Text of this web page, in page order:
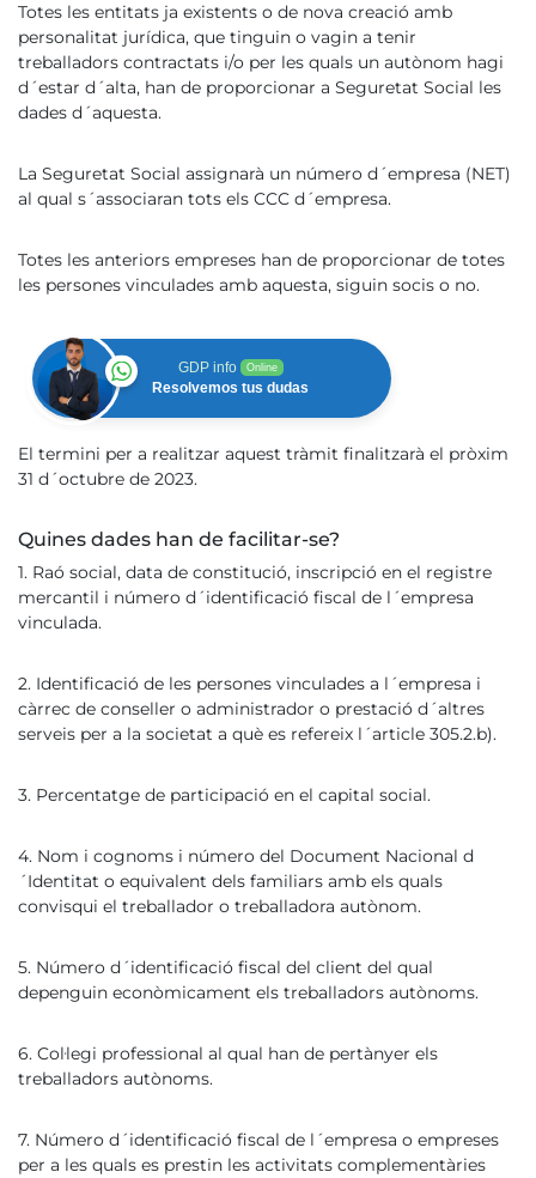
Totes les entitats ja existents o de nova creació amb
personalitat jurídica, que tinguin o vagin a tenir
treballadors contractats i/o per les quals un autònom hagi
d´estar d´alta, han de proporcionar a Seguretat Social les
dades d´aquesta.
La Seguretat Social assignarà un número d´empresa (NET)
al qual s´associaran tots els CCC d´empresa.
Totes les anteriors empreses han de proporcionar de totes
les persones vinculades amb aquesta, siguin socis o no.
GDP info Online
Resolvemos tus dudas
El termini per a realitzar aquest tràmit finalitzarà el pròxim
31 d´octubre de 2023.
Quines dades han de facilitar-se?
1. Raó social, data de constitució, inscripció en el registre
mercantil i número d´identificació fiscal de l´empresa
vinculada.
2. Identificació de les persones vinculades a l´empresa i
càrrec de conseller o administrador o prestació d´altres
serveis per a la societat a què es refereix l´article 305.2.b).
3. Percentatge de participació en el capital social.
4. Nom i cognoms i número del Document Nacional d
´Identitat o equivalent dels familiars amb els quals
convisqui el treballador o treballadora autònom.
5. Número d´identificació fiscal del client del qual
depenguin econòmicament els treballadors autònoms.
6. Col·legi professional al qual han de pertànyer els
treballadors autònoms.
7. Número d´identificació fiscal de l´empresa o empreses
per a les quals es prestin les activitats complementàries